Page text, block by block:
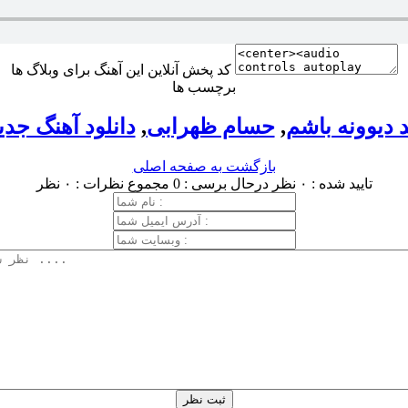
کد پخش آنلاین این آهنگ برای وبلاگ ها
برچسب ها
دیوونه باشم, حسام ظهرابی,دانلود آهنگ
بازگشت به صفحه اصلی
تایید شده : ۰ نظر
درحال برسی : 0 مجموع نظرات : ۰ نظر